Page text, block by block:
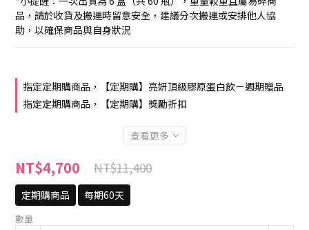
品，請於收貨及搬運時留意安全，建議分次搬運或安排他人協
助，以確保商品與自身狀況
指定定期購商品，【定期購】亮妍頂級膠原蛋白飲－週期贈品
指定定期購商品，【定期購】獎勵折扣
查看更多
NT$4,700 NT$11,400
定期購商品 每期60天
數量